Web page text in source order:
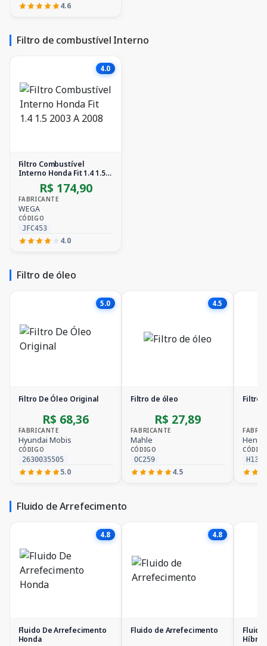
4.6
Filtro de combustível Interno
4.0
Filtro Combustível
Interno Honda Fit 1.4 1.5
2003 A 2008R$ 174,90
FABRICANTE
WEGA
CÓDIGO
JFC453
4.0
Filtro de óleo
5.0
Filtro De Óleo Original
R$ 68,36
FABRICANTE
Hyundai Mobis
CÓDIGO
2630035505
5.0
4.5
Filtro de óleo
R$ 27,89
FABRICANTE
Mahle
CÓDIGO
OC259
4.5
Filtro
Fluido de Arrefecimento
4.8
Fluido De Arrefecimento
Honda
4.8
Fluido de Arrefecimento